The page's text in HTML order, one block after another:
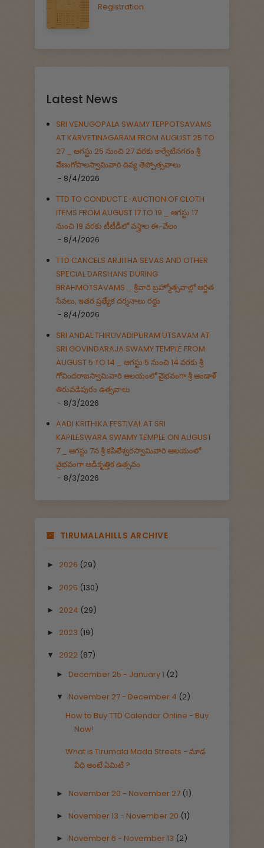
Registration
Latest News
SRI VENUGOPALA SWAMY TEPPOTSAVAMS
AT KARVETINAGARAM FROM AUGUST 25 TO
27 _ ఆగస్టు 25 నుంచి 27 వరకు కార్వేటినగరం శ్రీ
వేణుగోపాలస్వామివారి దివ్య తెప్పోత్సవాలు
- 8/4/2026
TTD TO CONDUCT E-AUCTION OF CLOTH
ITEMS FROM AUGUST 17 TO 19 _ ఆగస్టు 17
నుంచి 19 వరకు టీటీడీలో వస్త్రాల ఈ-వేలం
- 8/4/2026
TTD CANCELS ARJITHA SEVAS AND OTHER
SPECIAL DARSHANS DURING
BRAHMOTSAVAMS _ శ్రీవారి బ్రహ్మోత్సవాల్లో ఆర్జిత
సేవలు, ఇతర ప్రత్యేక దర్శనాలు రద్దు
- 8/4/2026
SRI ANDAL THIRUVADIPURAM UTSAVAM AT
SRI GOVINDARAJA SWAMY TEMPLE FROM
AUGUST 5 TO 14 _ ఆగస్టు 5 నుంచి 14 వరకు శ్రీ
గోవిందరాజస్వామివారి ఆలయంలో వైభవంగా శ్రీ ఆండాళ్
తిరువడిపురం ఉత్సవాలు
- 8/3/2026
AADI KRITHIKA FESTIVAL AT SRI
KAPILESWARA SWAMY TEMPLE ON AUGUST
7 _ ఆగస్టు 7న శ్రీ కపిలేశ్వరస్వామివారి ఆలయంలో
వైభవంగా ఆడికృత్తిక ఉత్సవం
- 8/3/2026
TIRUMALAHILLS ARCHIVE
► 2026 (29)
► 2025 (130)
► 2024 (29)
► 2023 (19)
▼ 2022 (87)
► December 25 - January 1 (2)
▼ November 27 - December 4 (2)
How to Buy TTD Calendar Online - Buy
Now!
What is Tirumala Mada Streets - మాడ
వీధి అంటే ఏమిటి ?
► November 20 - November 27 (1)
► November 13 - November 20 (1)
► November 6 - November 13 (2)